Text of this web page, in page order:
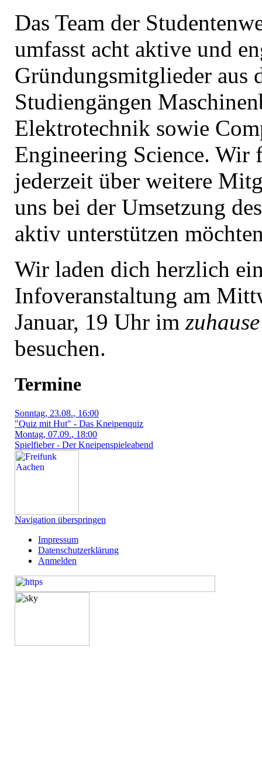
Das Team der
umfasst acht aktive und
Gründungsmitglieder aus
Studiengängen
Elektrotechnik sowie
Engineering Science. Wir
jederzeit über weitere
uns bei der Umsetzung
aktiv unterstützen
Wir laden dich herzlich
Infoveranstaltung am
Januar, 19 Uhr im zuhause
besuchen.
Termine
Sonntag, 23.08., 16:00
"Quiz mit Hut" - Das Kneipenquiz
Montag, 07.09., 18:00
Spielfieber - Der Kneipenspieleabend
Navigation überspringen
Impressum
Datenschutzerklärung
Anmelden